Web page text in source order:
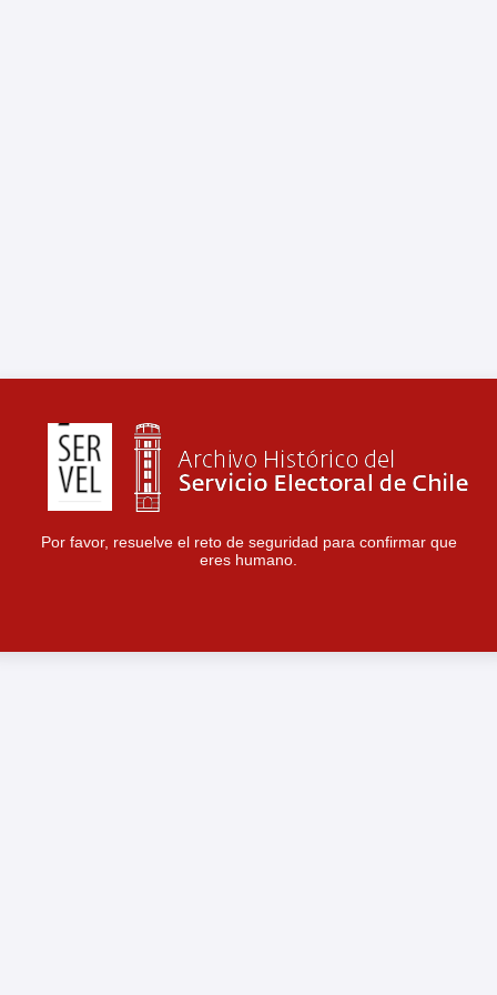
Por favor, resuelve el reto de seguridad para confirmar que
eres humano.